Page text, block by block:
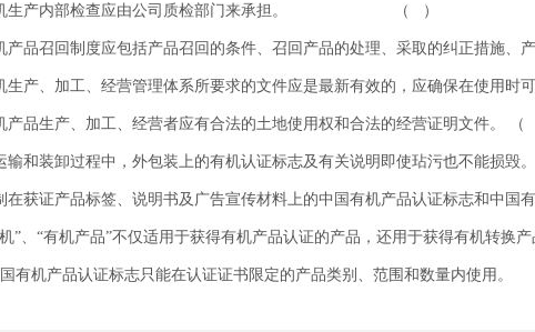
机生产内部检查应由公司质检部门来承担。 （ ）
产品召回制度应包括产品召回的条件、召回产品的处理、采取的纠正措施
生产、加工、经营管理体系所要求的文件应是最新有效的，应确保在
产品生产、加工、经营者应有合法的土地使用权和合法的经营证明文件。 （
输和装卸过程中，外包装上的有机认证标志及有关说明即使玷污也不能损毁
在获证产品标签、说明书及广告宣传材料上的中国有机产品认证标志和中国
”、“有机产品”不仅适用于获得有机产品认证的产品，还用于获得有机转
国有机产品认证标志只能在认证证书限定的产品类别、范围和数量内使用